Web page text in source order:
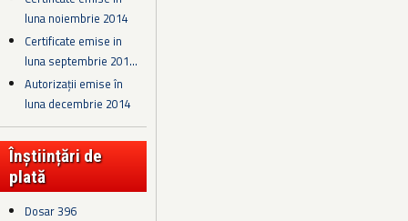
luna noiembrie 2014
Certificate emise in
luna septembrie 201...
Autorizații emise în
luna decembrie 2014
Înștiințări de
plată
Dosar 396